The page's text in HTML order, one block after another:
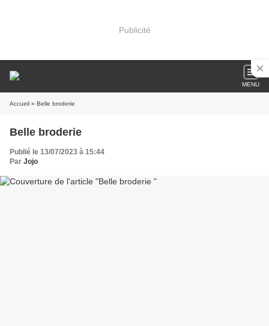
Publicité
MENU
Accueil » Belle broderie
Belle broderie
Publié le 13/07/2023 à 15:44
Par Jojo